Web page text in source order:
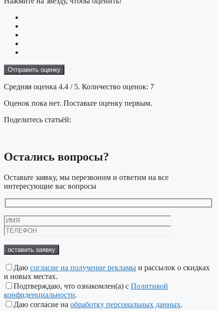
Отправить оценку
Средняя оценка 4.4 / 5. Количество оценок: 7
Оценок пока нет. Поставьте оценку первым.
Поделитесь статьёй:
Остались вопросы?
Оставьте заявку, мы перезвоним и ответим на все
интересующие вас вопросы
Даю согласие на получение рекламы и рассылок о скидках
и новых местах.
Подтверждаю, что ознакомлен(а) с Политикой
конфиденциальности.
Даю согласие на обработку персональных данных.